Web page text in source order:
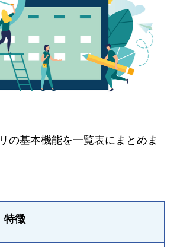
の基本機能を一覧表にまとめま
特徴